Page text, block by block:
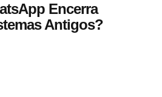
Encerra
Antigos?